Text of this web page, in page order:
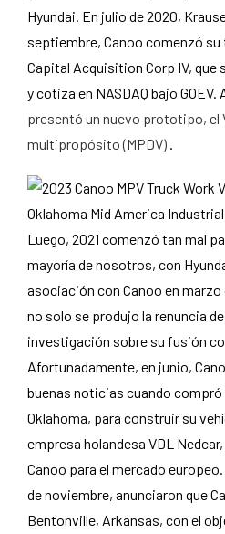
Hyundai. En julio de 2020,
septiembre, Canoo comenzó
Capital Acquisition Corp IV, que
y cotiza en NASDAQ bajo
presentó un nuevo prototipo, el
multipropósito (MPDV) .
Luego, 2021 comenzó tan mal
mayoría de nosotros, con
asociación con Canoo en marzo
no solo se produjo la renuncia
investigación sobre su fusión
Afortunadamente, en junio,
buenas noticias cuando compró
Oklahoma, para construir su
empresa holandesa VDL
Canoo para el mercado
de noviembre, anunciaron que
Bentonville, Arkansas, con el